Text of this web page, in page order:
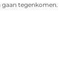
gaan tegenkomen.